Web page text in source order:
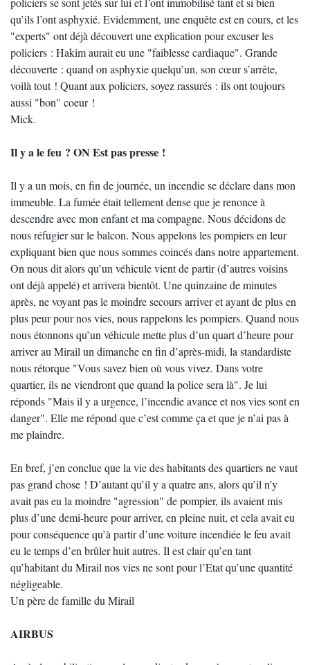
qu’ils l’ont asphyxié. Evidemment, une enquête est en cours, et les
"experts" ont déjà découvert une explication pour excuser les
policiers : Hakim aurait eu une "faiblesse cardiaque". Grande
découverte : quand on asphyxie quelqu’un, son cœur s’arrête,
voilà tout ! Quant aux policiers, soyez rassurés : ils ont toujours
aussi "bon" coeur !
Mick.
Il y a le feu ? ON Est pas presse !
Il y a un mois, en fin de journée, un incendie se déclare dans mon
immeuble. La fumée était tellement dense que je renonce à
descendre avec mon enfant et ma compagne. Nous décidons de
nous réfugier sur le balcon. Nous appelons les pompiers en leur
expliquant bien que nous sommes coincés dans notre appartement.
On nous dit alors qu’un véhicule vient de partir (d’autres voisins
ont déjà appelé) et arrivera bientôt. Une quinzaine de minutes
après, ne voyant pas le moindre secours arriver et ayant de plus en
plus peur pour nos vies, nous rappelons les pompiers. Quand nous
nous étonnons qu’un véhicule mette plus d’un quart d’heure pour
arriver au Mirail un dimanche en fin d’après-midi, la standardiste
nous rétorque "Vous savez bien où vous vivez. Dans votre
quartier, ils ne viendront que quand la police sera là". Je lui
réponds "Mais il y a urgence, l’incendie avance et nos vies sont en
danger". Elle me répond que c’est comme ça et que je n’ai pas à
me plaindre.
En bref, j’en conclue que la vie des habitants des quartiers ne vaut
pas grand chose ! D’autant qu’il y a quatre ans, alors qu’il n’y
avait pas eu la moindre "agression" de pompier, ils avaient mis
plus d’une demi-heure pour arriver, en pleine nuit, et cela avait eu
pour conséquence qu’à partir d’une voiture incendiée le feu avait
eu le temps d’en brûler huit autres. Il est clair qu’en tant
qu’habitant du Mirail nos vies ne sont pour l’Etat qu’une quantité
négligeable.
Un père de famille du Mirail
AIRBUS